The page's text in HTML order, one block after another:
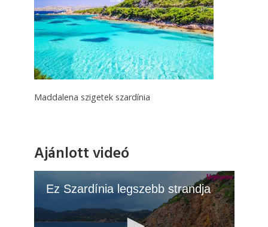
Maddalena szigetek szardínia
Ajánlott videó
Ez Szardínia legszebb strandja